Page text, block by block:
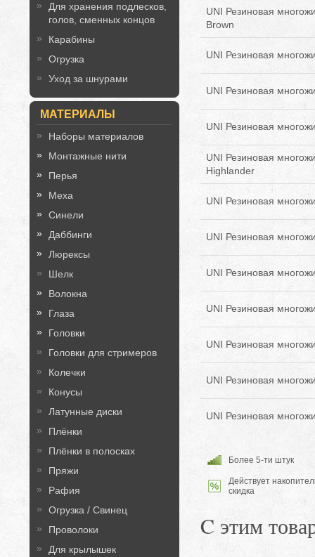
Для хранения подлесков,
голов, сменных концов
Карабины
Огрузка
Уход за шнурами
МАТЕРИАЛЫ
Наборы материалов
Монтажные нити
Перья
Меха
Синели
Даббинги
Люрексы
Шелк
Волокна
Глаза
Головки
Головки для стримеров
Колечки
Конусы
Латунные диски
Плёнки
Плёнки в полосках
Пряжи
Рафия
Огрузка / Свинец
Проволоки
Для крылышек
UNI Резиновая
Brown
UNI Резиновая
UNI Резиновая
UNI Резиновая
UNI Резиновая
Highlander
UNI Резиновая
UNI Резиновая
UNI Резиновая
UNI Резиновая
UNI Резиновая
UNI Резиновая
UNI Резиновая
Более 5-ти штук
Действует
скидка
C этим